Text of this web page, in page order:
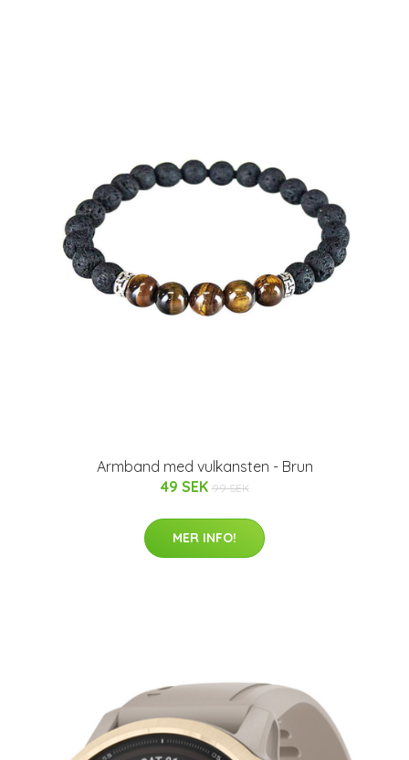
Armband med vulkansten - Brun
49 SEK 99 SEK
MER INFO!